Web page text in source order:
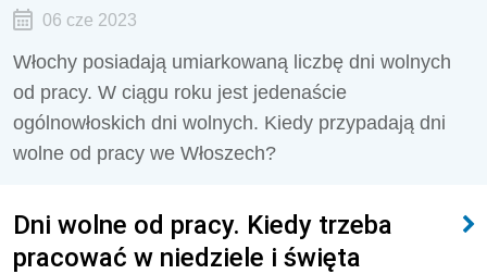
06 cze 2023
Włochy posiadają umiarkowaną liczbę dni wolnych
od pracy. W ciągu roku jest jedenaście
ogólnowłoskich dni wolnych. Kiedy przypadają dni
wolne od pracy we Włoszech?
Dni wolne od pracy. Kiedy trzeba
pracować w niedziele i święta